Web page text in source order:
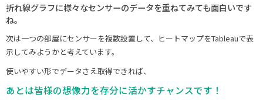
折れ線グラフに様々なセンサーのデータを重ねてみても面白いです
ね。
次は一つの部屋にセンサーを複数設置して、ヒートマップをTableauで表
示してみようかと考えています。
使いやすい形でデータさえ取得できれば、
あとは皆様の想像力を存分に活かすチャンスです！